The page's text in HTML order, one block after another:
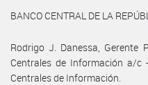
BANCO CENTRAL DE LA
Rodrigo J. Danessa, Gerente
Centrales de Información a/c
Centrales de Información.